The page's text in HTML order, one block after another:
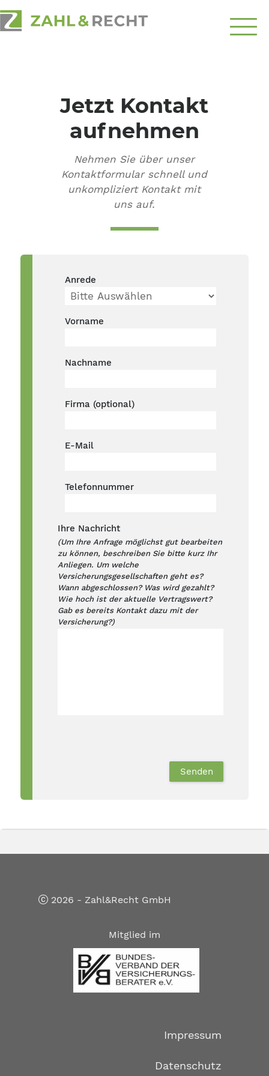
Schwerpunkte
Top-Themen
Jetzt Kontakt
aufnehmen
Nehmen Sie über unser
Kontaktformular schnell und
unkompliziert Kontakt mit
uns auf.
Anrede
Vorname
Nachname
Firma (optional)
E-Mail
Telefonnummer
Ihre Nachricht
(Um Ihre Anfrage möglichst gut bearbeiten
zu können, beschreiben Sie bitte kurz Ihr
Anliegen. Um welche
Versicherungsgesellschaften geht es?
Wann abgeschlossen? Was wird gezahlt?
Wie hoch ist der aktuelle Vertragswert?
Gab es bereits Kontakt dazu mit der
Versicherung?)
2026 - Zahl&Recht GmbH
Mitglied im
Impressum
Datenschutz